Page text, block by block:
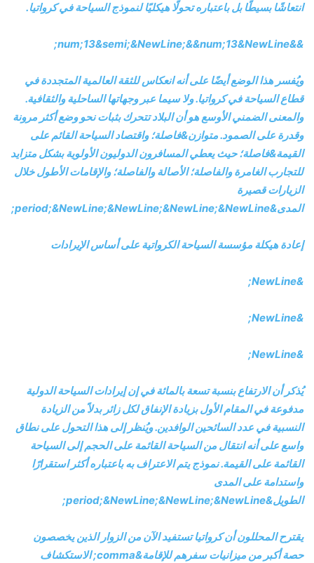
انتعاشًا بسيطًا بل باعتباره تحولًا هيكليًا لنموذج السياحة في كرواتيا.
&&num;13&semi;&NewLine;
&&num;13&NewLine;
ويُفسر هذا الوضع أيضًا على أنه انعكاس للثقة العالمية المتجددة في
قطاع السياحة في كرواتيا. ولا سيما عبر وجهاتها الساحلية والثقافية.
والمعنى الضمني الأوسع هو أن البلاد تتحرك بثبات نحو وضع أكثر مرونة
وقدرة على الصمود. متوازن&فاصلة؛ واقتصاد السياحة القائم على
القيمة&فاصلة؛ حيث يعطي المسافرون الدوليون الأولوية بشكل متزايد
للتجارب الغامرة والفاصلة؛ الأصالة والفاصلة؛ والإقامات الأطول خلال
الزيارات قصيرة
المدى&period;&NewLine;&NewLine;&NewLine;&NewLine;
إعادة هيكلة مؤسسة السياحة الكرواتية على أساس الإيرادات
&NewLine;
&NewLine;
&NewLine;
يُذكر أن الارتفاع بنسبة تسعة بالمائة في إن إيرادات السياحة الدولية
مدفوعة في المقام الأول بزيادة الإنفاق لكل زائر بدلاً من الزيادة
النسبية في عدد السائحين الوافدين. ويُنظر إلى هذا التحول على نطاق
واسع على أنه انتقال من السياحة القائمة على الحجم إلى السياحة
القائمة على القيمة. نموذج يتم الاعتراف به باعتباره أكثر استقرارًا
واستدامة على المدى
الطويل&period;&NewLine;&NewLine;&NewLine;
يقترح المحللون أن كرواتيا تستفيد الآن من الزوار الذين يخصصون
حصة أكبر من ميزانيات سفرهم للإقامة&comma; الاستكشاف